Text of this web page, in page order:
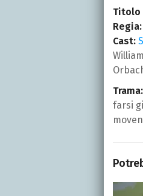
Titolo
Regia:
Cast:
Trama:
farsi